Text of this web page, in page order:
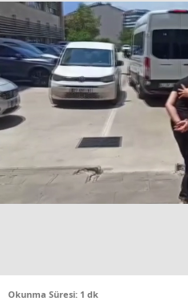
Okunma Süresi: 1 dk